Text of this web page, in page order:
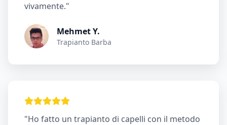
vivamente."
Mehmet Y.
Trapianto Barba
"Ho fatto un trapianto di capelli con il metodo